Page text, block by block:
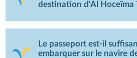
destination d'Al Hoceïma
Le passeport est-il
embarquer sur le navire